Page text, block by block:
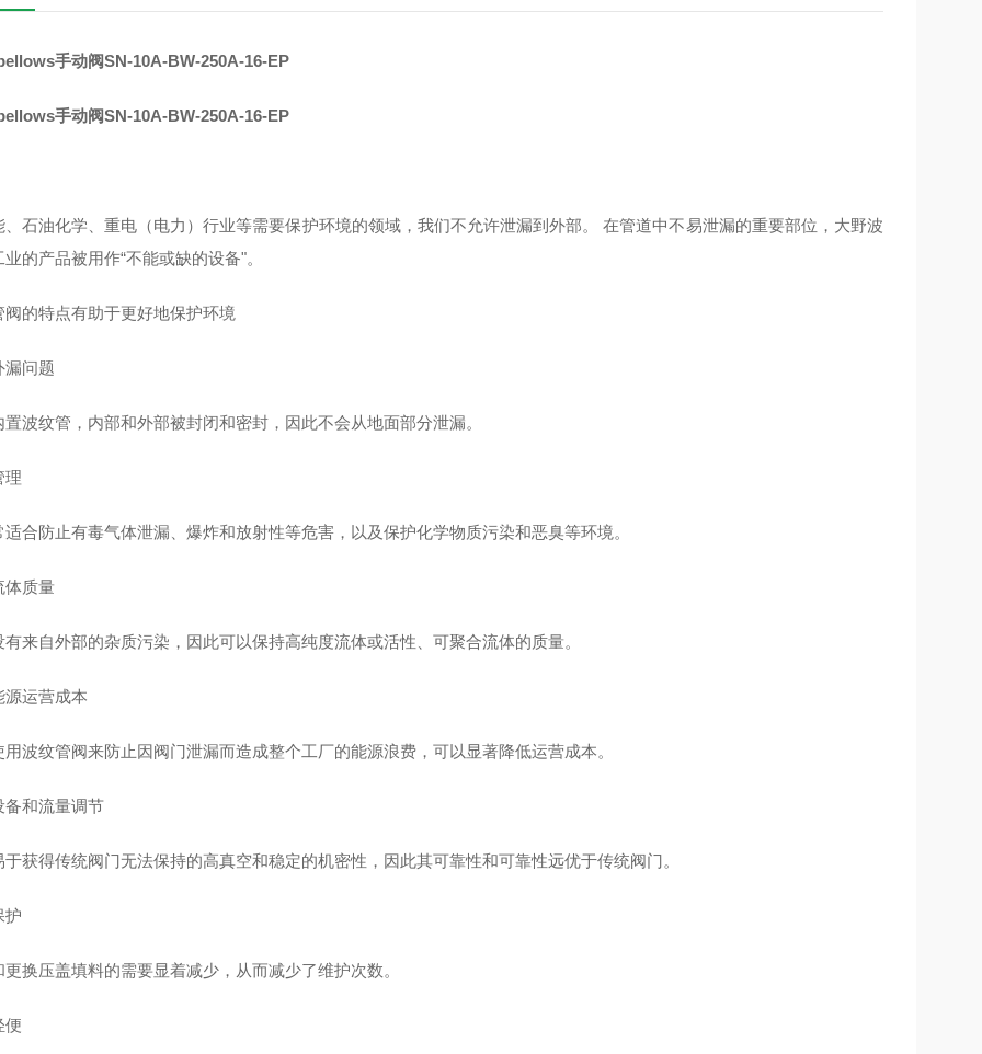
手动阀SN-10A-BW-250A-16-EP
手动阀SN-10A-BW-250A-16-EP
、石油化学、重电（电力）行业等需要保护环境的领域，我们不允许泄漏到外部。 在管道中不易泄漏的重要部位，大野波
的产品被用作“不能或缺的设备"。
阀的特点有助于更好地保护环境
漏问题
置波纹管，内部和外部被封闭和密封，因此不会从地面部分泄漏。
理
适合防止有毒气体泄漏、爆炸和放射性等危害，以及保护化学物质污染和恶臭等环境。
体质量
有来自外部的杂质污染，因此可以保持高纯度流体或活性、可聚合流体的质量。
源运营成本
用波纹管阀来防止因阀门泄漏而造成整个工厂的能源浪费，可以显著降低运营成本。
备和流量调节
于获得传统阀门无法保持的高真空和稳定的机密性，因此其可靠性和可靠性远优于传统阀门。
护
更换压盖填料的需要显着减少，从而减少了维护次数。
便